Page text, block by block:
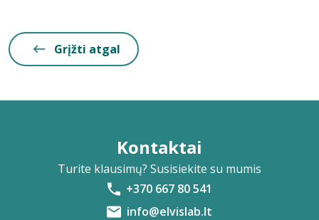
Grįžti atgal
Kontaktai
Turite klausimų? Susisiekite su mumis
+370 667 80 541
info@elvislab.lt